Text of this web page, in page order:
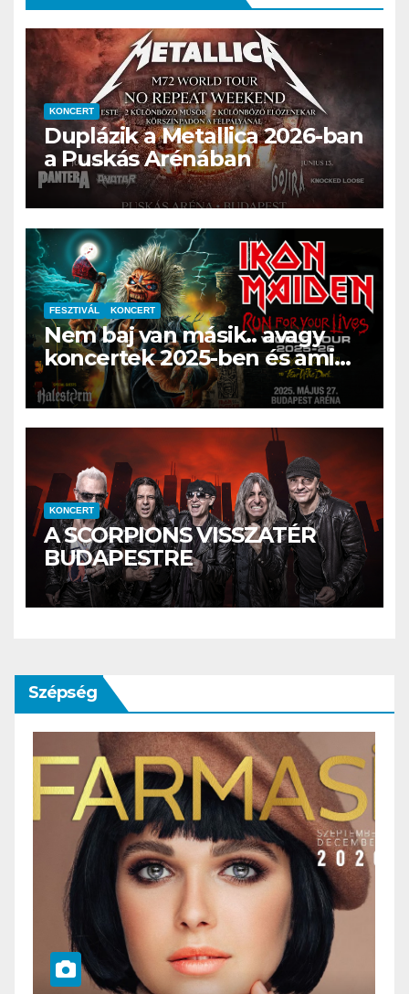
KONCERT
Duplázik a Metallica 2026-ban
a Puskás Arénában
FESZTIVÁL KONCERT
Nem baj van másik.. avagy
koncertek 2025-ben és ami
még maradt a 2024-es évből
KONCERT
A SCORPIONS VISSZATÉR
BUDAPESTRE
Szépség